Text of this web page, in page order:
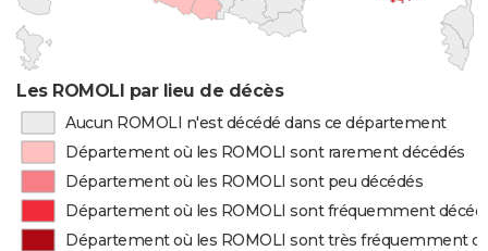
Les ROMOLI par lieu de décès
Aucun ROMOLI n'est décédé dans ce département
Département où les ROMOLI sont rarement décédés
Département où les ROMOLI sont peu décédés
Département où les ROMOLI sont fréquemment
Département où les ROMOLI sont très fréquemment